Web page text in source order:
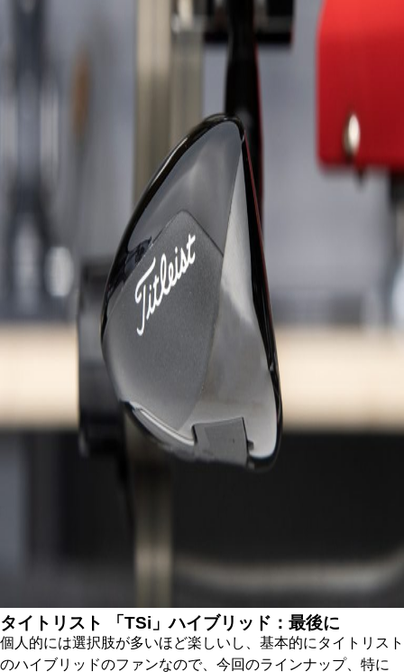
タイトリスト 「TSi」ハイブリッド：最後に
個人的には選択肢が多いほど楽しいし、基本的にタイトリスト
のハイブリッドのファンなので、今回のラインナップ、特に